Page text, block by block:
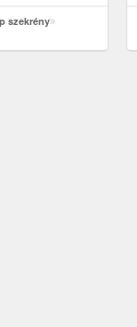
szekrény